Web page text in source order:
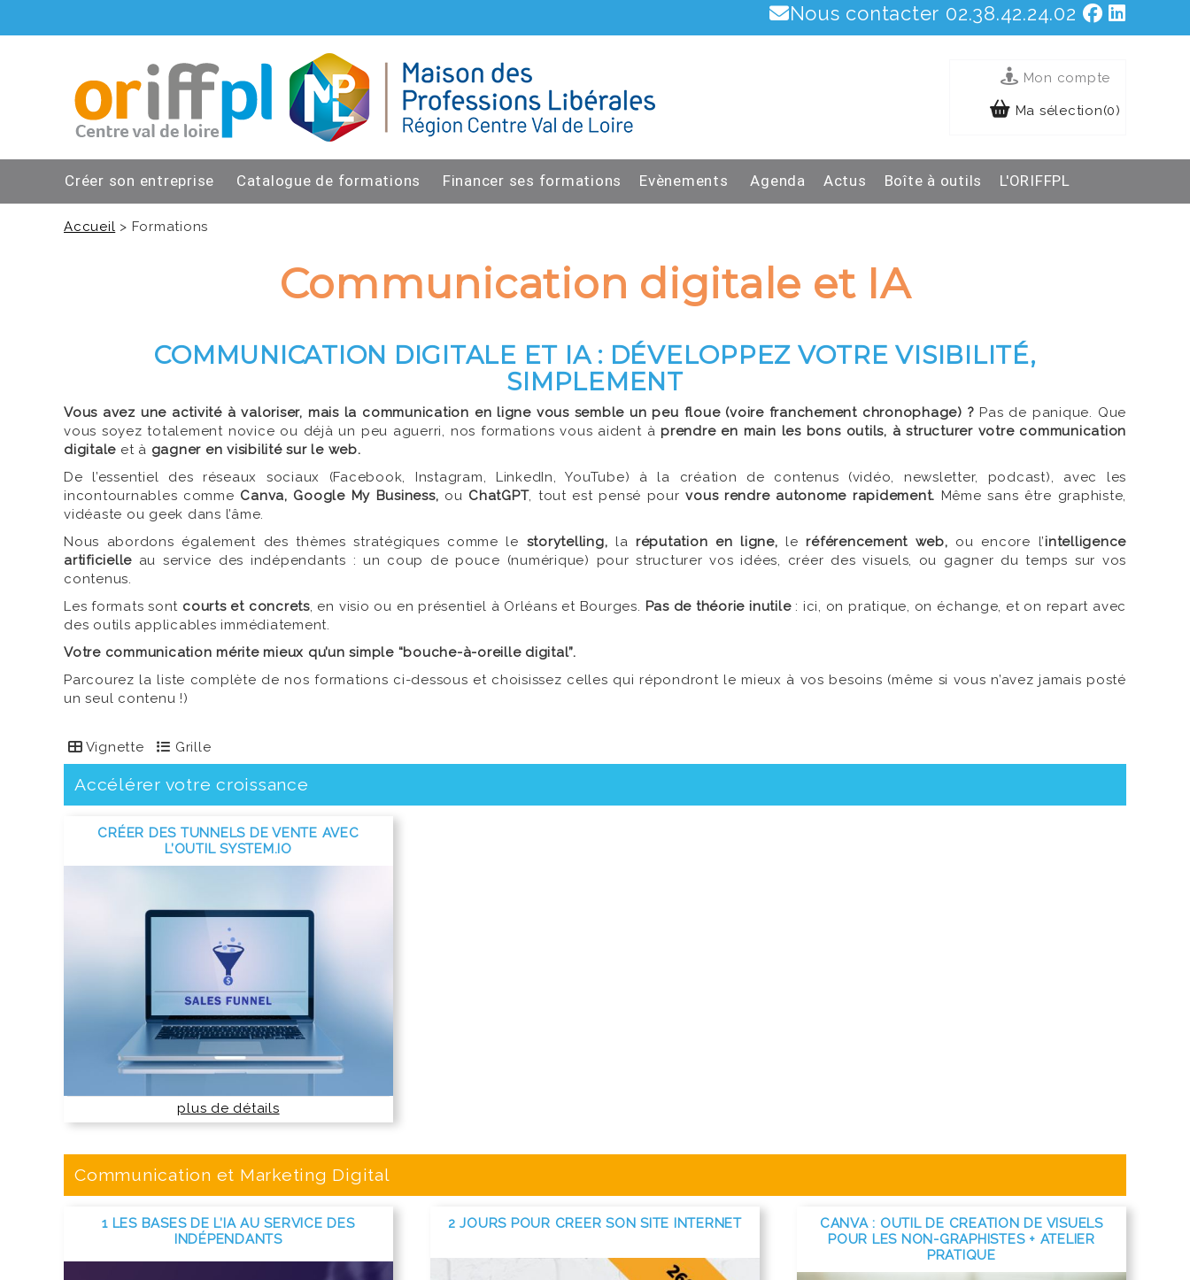
Nous contacter 02.38.42.24.02
Mon compte
Ma sélection(0)
Créer son entreprise Catalogue de formations Financer ses formations Evènements Agenda Actus Boîte à outils L'ORIFFPL
Accueil > Formations
Communication digitale et IA
COMMUNICATION DIGITALE ET IA : DÉVELOPPEZ VOTRE VISIBILITÉ,
SIMPLEMENT
Vous avez une activité à valoriser, mais la communication en ligne vous semble un peu floue (voire franchement chronophage) ? Pas de panique. Que
vous soyez totalement novice ou déjà un peu aguerri, nos formations vous aident à prendre en main les bons outils, à structurer votre communication
digitale et à gagner en visibilité sur le web.
De l’essentiel des réseaux sociaux (Facebook, Instagram, LinkedIn, YouTube) à la création de contenus (vidéo, newsletter, podcast), avec les
incontournables comme Canva, Google My Business, ou ChatGPT, tout est pensé pourvous rendre autonome rapidement. Même sans être graphiste,
vidéaste ou geek dans l’âme.
Nous abordons également des thèmes stratégiques comme le storytelling, la réputation en ligne, le référencement web, ou encore l’intelligence
artificielle au service des indépendants : un coup de pouce (numérique) pour structurer vos idées, créer des visuels, ou gagner du temps sur vos
contenus.
Les formats sont courts et concrets, en visio ou en présentiel à Orléans et Bourges. Pas de théorie inutile: ici, on pratique, on échange, et on repart avec
des outils applicables immédiatement.
Votre communication mérite mieux qu’un simple “bouche-à-oreille digital”.
Parcourez la liste complète de nos formations ci-dessous et choisissez celles qui répondront le mieux à vos besoins (même si vous n’avez jamais posté
un seul contenu !)
Vignette Grille
Accélérer votre croissance
CRÉER DES TUNNELS DE VENTE AVEC
L’OUTIL SYSTEM.IO
plus de détails
Communication et Marketing Digital
1 LES BASES DE L’IA AU SERVICE DES
INDÉPENDANTS
2 JOURS POUR CREER SON SITE INTERNET
CANVA : OUTIL DE CREATION DE VISUELS
POUR LES NON-GRAPHISTES + ATELIER
PRATIQUE